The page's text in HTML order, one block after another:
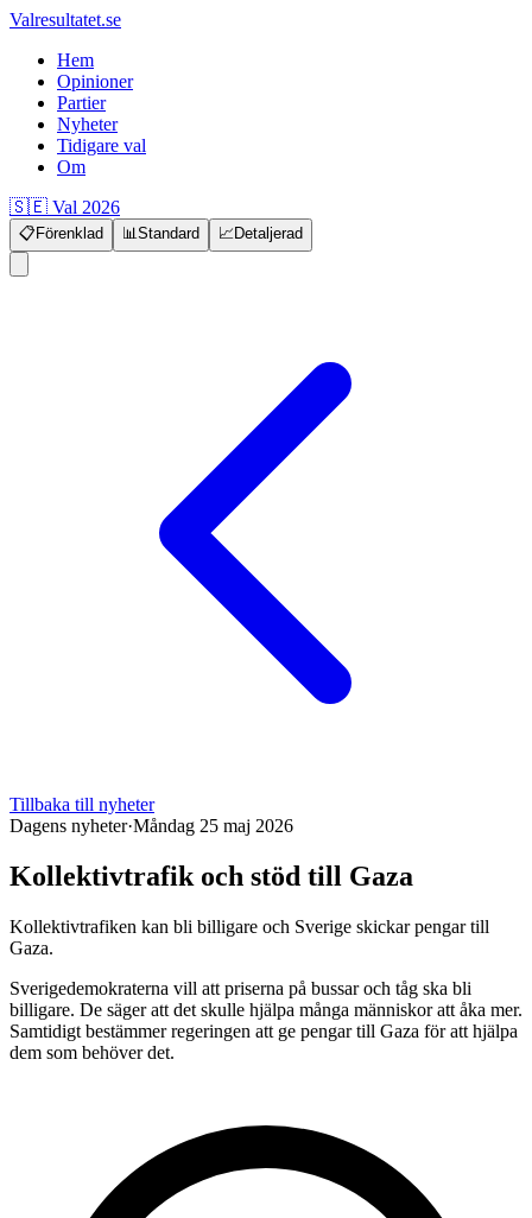
Valresultatet.se
Hem
Opinioner
Partier
Nyheter
Tidigare val
Om
🇸🇪 Val 2026
📋 Förenklad 📊Standard 📈Detaljerad
Tillbaka till nyheter
Dagens nyheter·Måndag 25 maj 2026
Kollektivtrafik och stöd till Gaza
Kollektivtrafiken kan bli billigare och Sverige skickar pengar till
Gaza.
Sverigedemokraterna vill att priserna på bussar och tåg ska bli
billigare. De säger att det skulle hjälpa många människor att åka mer.
Samtidigt bestämmer regeringen att ge pengar till Gaza för att hjälpa
dem som behöver det.